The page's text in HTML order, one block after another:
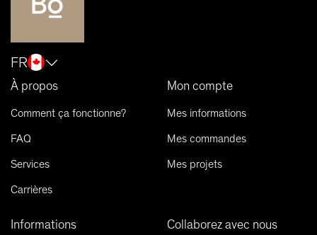
FR
À propos
Comment ça fonctionne?
FAQ
Services
Carrières
Mon compte
Mes informations
Mes commandes
Mes projets
Informations Collaborez avec nous